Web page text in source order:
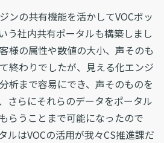
ンの共有機能を活かしてVOCボッ
う社内共有ポータルも構築しまし
様の属性や数値の大小、声そのも
終わりでしたが、見える化エンジ
析まで容易にでき、声そのものを
さらにそれらのデータをポータル
らうことまで可能になったので
ルはVOCの活用が我々CS推進課だ